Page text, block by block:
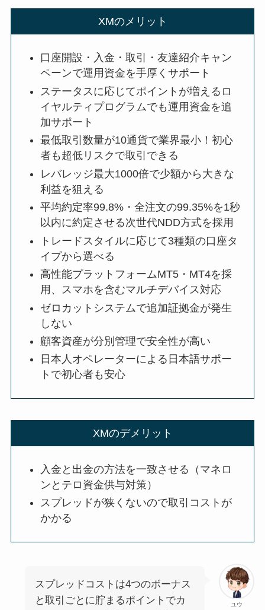
XMのメリット
口座開設・入金・取引・友達紹介キャン
ペーンで運用資金を手厚くサポート
ステータスに応じてポイントが増えるロ
イヤルティプログラムでも運用資金を追
加サポート
最低取引数量が10通貨で業界最小！初心
者も超低リスクで取引できる
レバレッジ最大1000倍で少額から大きな
利益を狙える
平均約定率99.8%・全注文の99.35%を1秒
以内に約定させる次世代NDD方式を採用
トレードスタイルに応じて3種類の口座タ
イプから選べる
高性能プラットフォームMT5・MT4を採
用、スマホを含むマルチデバイス対応
ゼロカットシステムで追加証拠金が発生
しない
顧客資産が分別管理で安全性が高い
日本人オペレーターによる日本語サポー
トで初心者も安心
XMのデメリット
入金と出金の方法を一致させる（マネロ
ンとテロ資金供与対策）
スプレッドが狭くないので取引コストが
かかる
ユウ
スプレッドコストは4つのボーナス
と取引ごとに貯まるポイントでカ